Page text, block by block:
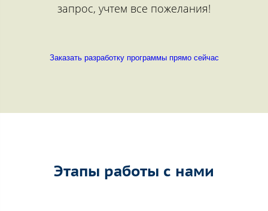
запрос, учтем все пожелания!
Заказать разработку программы прямо сейчас
Этапы работы с нами